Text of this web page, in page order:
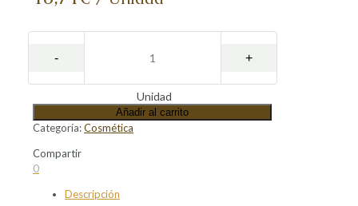
Unidad
Añadir al carrito
Categoría:Cosmética
Compartir
Compartir
Facebook
Compartir
Compartir
LinkedIn
Compartir
Pinterest
0
Descripción